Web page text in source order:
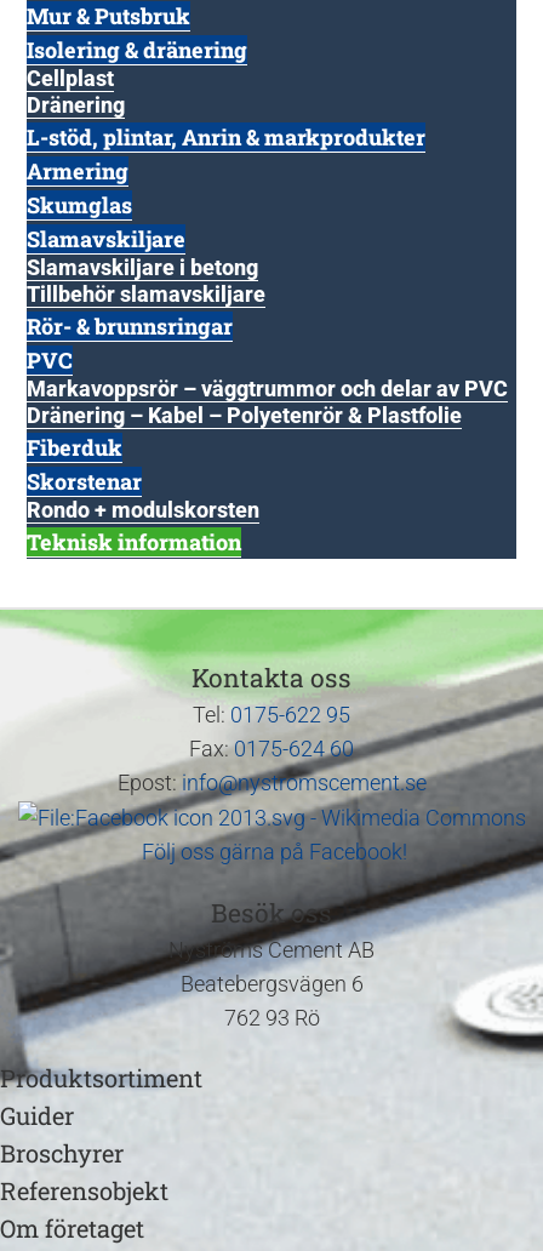
Mur & Putsbruk
Isolering & dränering
Cellplast
Dränering
L-stöd, plintar, Anrin & markprodukter
Armering
Skumglas
Slamavskiljare
Slamavskiljare i betong
Tillbehör slamavskiljare
Rör- & brunnsringar
PVC
Markavoppsrör – väggtrummor och delar av PVC
Dränering – Kabel – Polyetenrör & Plastfolie
Fiberduk
Skorstenar
Rondo + modulskorsten
Teknisk information
Kontakta oss
Tel: 0175-622 95
Fax:0175-624 60
Epost: info@nystromscement.se
Följ oss gärna på Facebook!
Besök oss
Nyströms Cement AB
Beatebergsvägen 6
762 93 Rö
Produktsortiment
Guider
Broschyrer
Referensobjekt
Om företaget